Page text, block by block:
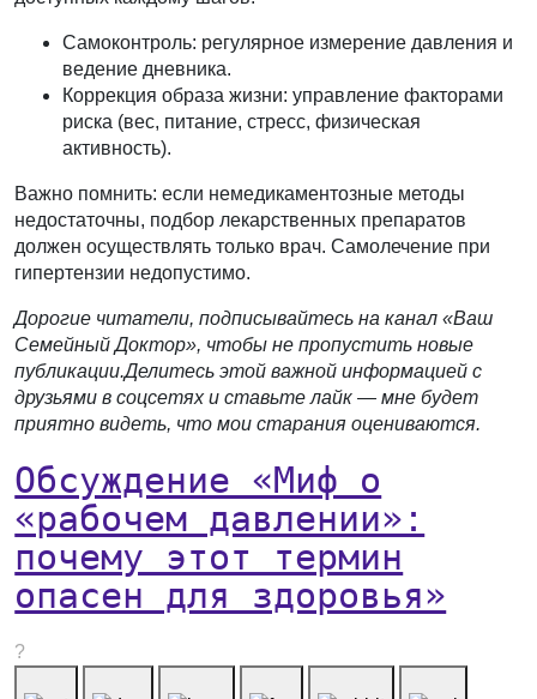
Самоконтроль: регулярное измерение давления и
ведение дневника.
Коррекция образа жизни: управление факторами
риска (вес, питание, стресс, физическая
активность).
Важно помнить: если немедикаментозные методы
недостаточны, подбор лекарственных препаратов
должен осуществлять только врач. Самолечение при
гипертензии недопустимо.
Дорогие читатели, подписывайтесь на канал «Ваш
Семейный Доктор», чтобы не пропустить новые
публикации.Делитесь этой важной информацией с
друзьями в соцсетях и ставьте лайк — мне будет
приятно видеть, что мои старания оцениваются.
Обсуждение «Миф о
«рабочем давлении»:
почему этот термин
опасен для здоровья»
?